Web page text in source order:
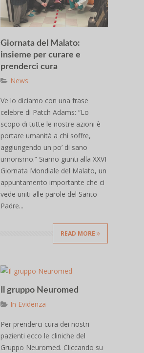
Giornata del Malato:
insieme per curare e
prenderci cura
News
Ve lo diciamo con una frase
celebre di Patch Adams: “Lo
scopo di tutte le nostre azioni è
portare umanità a chi soffre,
aggiungendo un po’ di sano
umorismo.” Siamo giunti alla XXVI
Giornata Mondiale del Malato, un
appuntamento importante che ci
vede uniti alle parole del Santo
Padre...
READ MORE
Il gruppo Neuromed
In Evidenza
Per prenderci cura dei nostri
pazienti ecco le cliniche del
Gruppo Neuromed. Cliccando su